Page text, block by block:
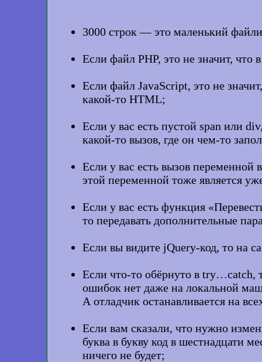
3000 строк — это маленький
Если файл PHP, это не значит, что
Если файл JavaScript, это не
какой-то HTML;
Если у вас есть пустой span или
какой-то вызов, где он чем-то
Если у вас есть вызов переменной
этой переменной тоже является
Если у вас есть функция
то передавать дополнительные
Если вы видите jQuery-код, то на
Если что-то обёрнуто в try…catch,
ошибок нет даже на локальной
А отладчик останавливается на
Если вам сказали, что нужно
буква в букву код в шестнадцати
ничего не будет;